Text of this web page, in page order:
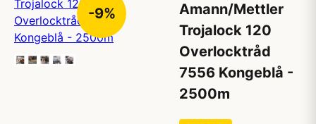
-9%
Amann/Mettler
Trojalock 120
Overlocktråd
7556 Kongeblå -
2500m